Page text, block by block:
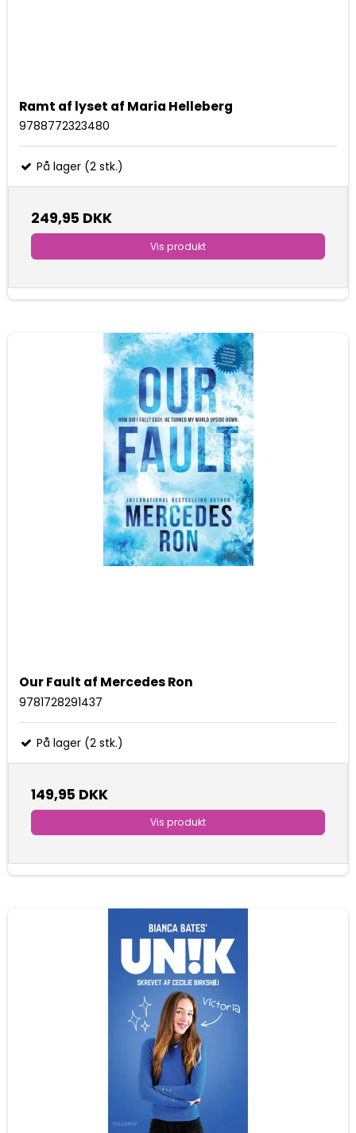
Ramt af lyset af Maria Helleberg
9788772323480
På lager (2 stk.)
249,95 DKK
Vis produkt
Our Fault af Mercedes Ron
9781728291437
På lager (2 stk.)
149,95 DKK
Vis produkt